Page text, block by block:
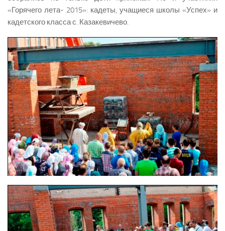
«Горячего лета- 2015»: кадеты, учащиеся школы «Успех» и
кадетского класса с. Казакевичево.